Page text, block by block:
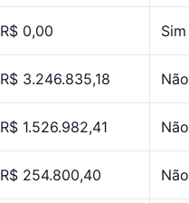
R$ 0,00 Sim
R$ 3.246.835,18 Não
R$ 1.526.982,41 Não
R$ 254.800,40 Não